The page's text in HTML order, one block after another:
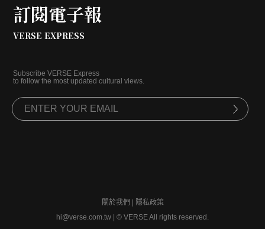
訂閱電子報
VERSE EXPRESS
Subscribe VERSE Express
to follow the most updated cultural views.
關於我們
隱私政策
hi@verse.com.tw
© VERSE All rights reserved.